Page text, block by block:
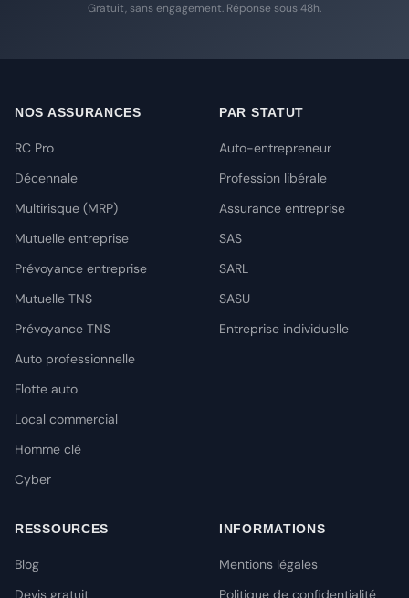
Gratuit, sans engagement. Réponse sous 48h.
NOS ASSURANCES
RC Pro
Décennale
Multirisque (MRP)
Mutuelle entreprise
Prévoyance entreprise
Mutuelle TNS
Prévoyance TNS
Auto professionnelle
Flotte auto
Local commercial
Homme clé
Cyber
PAR STATUT
Auto-entrepreneur
Profession libérale
Assurance entreprise
SAS
SARL
SASU
Entreprise individuelle
RESSOURCES
Blog
Devis gratuit
INFORMATIONS
Mentions légales
Politique de confidentialité